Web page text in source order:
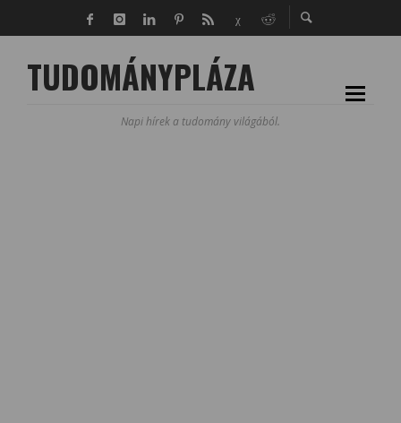
TUDOMÁNYPLÁZA
Napi hírek a tudomány világából.